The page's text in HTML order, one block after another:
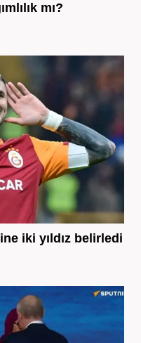
mı?
iki yıldız belirledi